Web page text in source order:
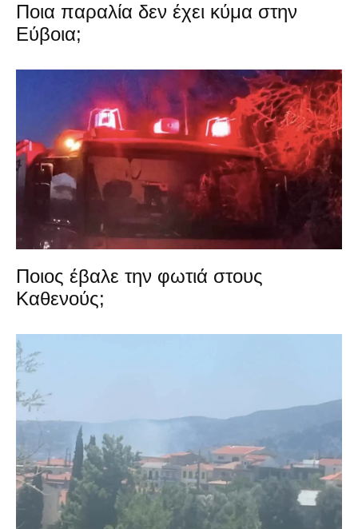
Ποια παραλία δεν έχει κύμα στην
Εύβοια;
Ποιος έβαλε την φωτιά στους
Καθενούς;